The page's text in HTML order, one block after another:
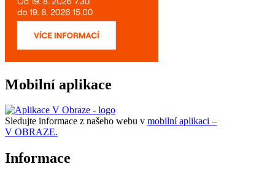
Mobilní aplikace
Sledujte informace z našeho webu v mobilní aplikaci –
V OBRAZE.
Informace